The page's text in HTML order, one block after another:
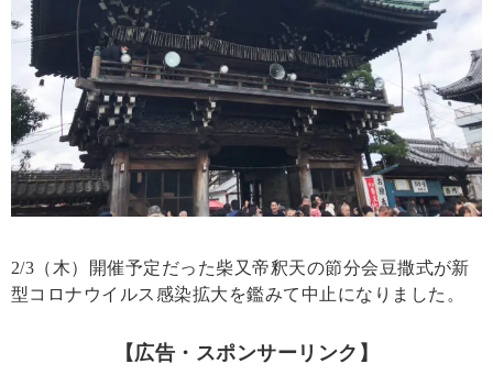
2/3（木）開催予定だった柴又帝釈天の節分会豆撒式が新
型コロナウイルス感染拡大を鑑みて中止になりました。
【広告・スポンサーリンク】